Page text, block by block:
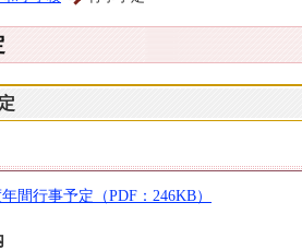
間行事予定（PDF：246KB）